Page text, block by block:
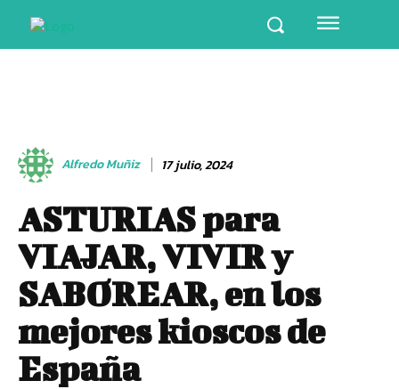
Alfredo Muñiz 17 julio, 2024
ASTURIAS para
VIAJAR, VIVIR y
SABOREAR, en los
mejores kioscos de
España